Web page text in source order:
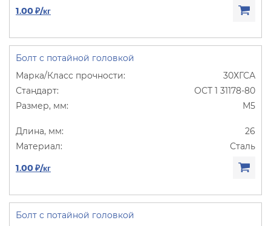
1.00 ₽/кг
Болт с потайной головкой
30ХГСА
ОСТ 1 31178-80
М5
26
Сталь
1.00 ₽/кг
Болт с потайной головкой